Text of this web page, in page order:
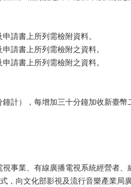
請書上所列需檢附資料。
請書上所列需檢附之資料。
請書上所列需檢附之資料。
計），每增加三十分鐘加收新臺
事業、有線廣播電視系統經營者
，向文化部影視及流行音樂產業局